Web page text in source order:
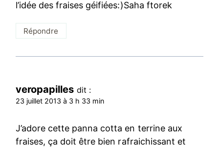
l’idée des fraises géifiées:)Saha ftorek
Répondre
veropapilles dit :
23 juillet 2013 à 3 h 33 min
J’adore cette panna cotta en terrine aux
fraises, ça doit être bien rafraichissant et